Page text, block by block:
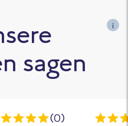
sagen
i
(0)